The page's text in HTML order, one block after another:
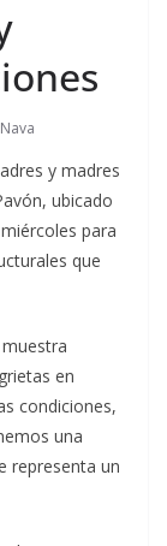
y madres
ubicado
para
que
en
condiciones,
una
representa un